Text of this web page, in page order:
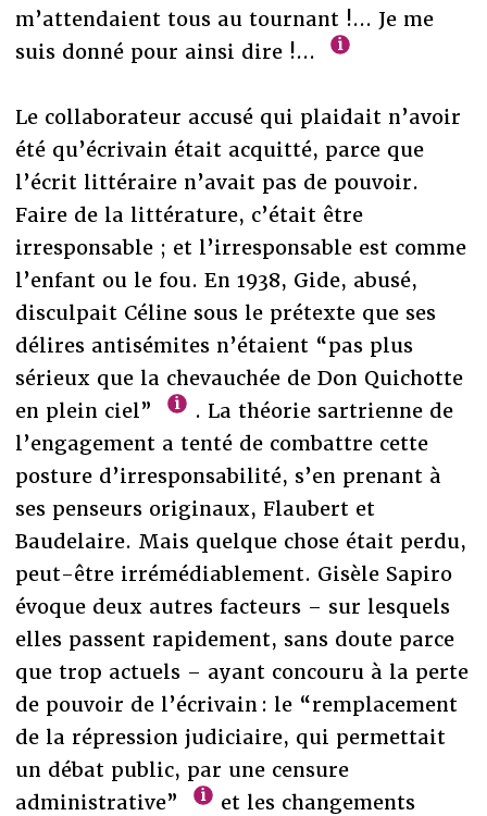
m’attendaient tous au tournant !... Je me
suis donné pour ainsi dire !...
Le collaborateur accusé qui plaidait n’avoir
été qu’écrivain était acquitté, parce que
l’écrit littéraire n’avait pas de pouvoir.
Faire de la littérature, c’était être
irresponsable ; et l’irresponsable est comme
l’enfant ou le fou. En 1938, Gide, abusé,
disculpait Céline sous le prétexte que ses
délires antisémites n’étaient “pas plus
sérieux que la chevauchée de Don Quichotte
en plein ciel”
. La théorie sartrienne de
l’engagement a tenté de combattre cette
posture d’irresponsabilité, s’en prenant à
ses penseurs originaux, Flaubert et
Baudelaire. Mais quelque chose était perdu,
peut-être irrémédiablement. Gisèle Sapiro
évoque deux autres facteurs – sur lesquels
elles passent rapidement, sans doute parce
que trop actuels – ayant concouru à la perte
de pouvoir de l’écrivain : le “remplacement
de la répression judiciaire, qui permettait
un débat public, par une censure
administrative”
et les changements